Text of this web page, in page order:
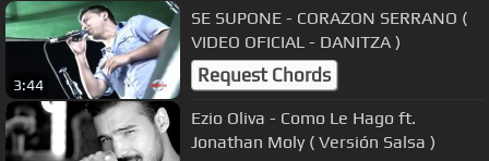
3:44
SE SUPONE - CORAZON SERRANO (
VIDEO OFICIAL - DANITZA )
Request Chords
Ezio Oliva - Como Le Hago ft.
Jonathan Moly ( Versión Salsa )